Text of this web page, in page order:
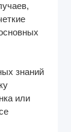
знаний
или